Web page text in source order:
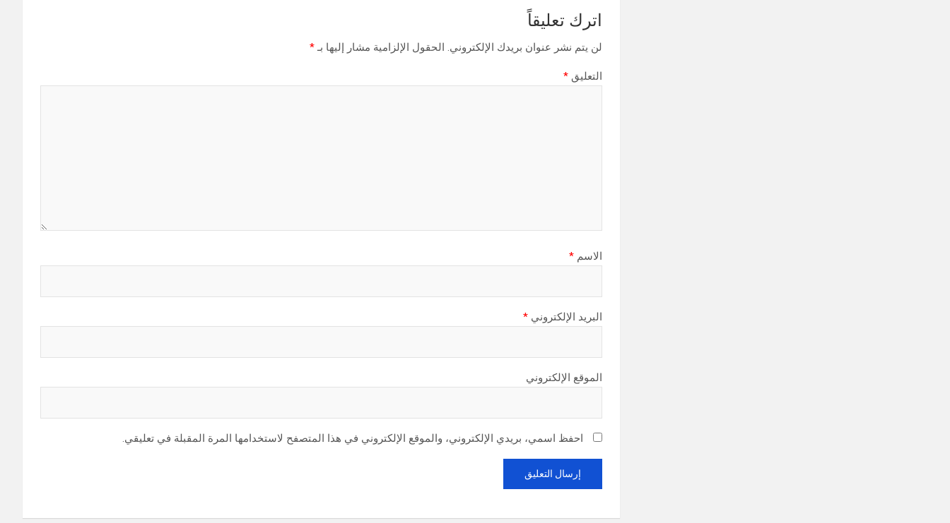
اترك تعليقاً
لن يتم نشر عنوان بريدك الإلكتروني. الحقول الإلزامية مشار إليها بـ*
التعليق *
الاسم *
البريد الإلكتروني *
الموقع الإلكتروني
احفظ اسمي، بريدي الإلكتروني، والموقع الإلكتروني في هذا المتصفح لاستخدامها المرة المقبلة في تعليقي.